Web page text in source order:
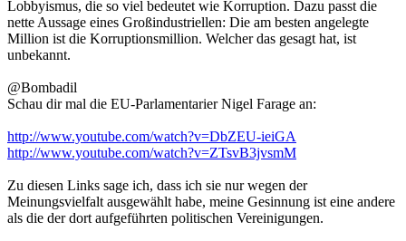
Lobbyismus, die so viel bedeutet wie Korruption. Dazu passt die
nette Aussage eines Großindustriellen: Die am besten angelegte
Million ist die Korruptionsmillion. Welcher das gesagt hat, ist
unbekannt.
@Bombadil
Schau dir mal die EU-Parlamentarier Nigel Farage an:
http://www.youtube.com/watch?v=DbZEU-ieiGA
http://www.youtube.com/watch?v=ZTsvB3jvsmM
Zu diesen Links sage ich, dass ich sie nur wegen der
Meinungsvielfalt ausgewählt habe, meine Gesinnung ist eine andere
als die der dort aufgeführten politischen Vereinigungen.